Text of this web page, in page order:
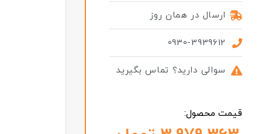
ارسال در همان روز
0930-3939612
سوالی دارید؟ تماس بگیرید
قیمت محصول: